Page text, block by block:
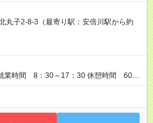
試用期間中の社会保険加入については、
おりです。
丸子2-8-3（最寄り駅：安倍川駅から約
業時間 8：30～17：30 休憩時間 60分